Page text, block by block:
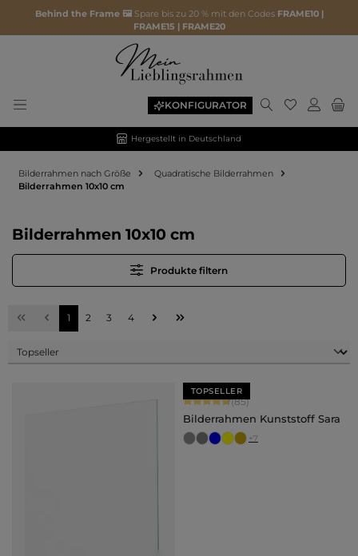
Behind the Frame 🖼️ Spare bis zu 20 % mit den Codes FRAME10 |
FRAME15 | FRAME20
KONFIGURATOR Du hast 0
Hergestellt in Deutschland
Bilderrahmen nach Größe
Quadratische Bilderrahmen
Bilderrahmen 10x10 cm
Bilderrahmen 10x10 cm
Produkte filtern
Seite
1 Seite
2 Seite
3 Seite
4
TOPSELLER
Durchschnittliche Bewertung von
(85)
Bilderrahmen Kunststoff Sara
+7